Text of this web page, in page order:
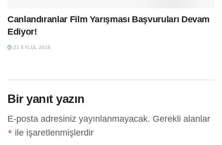
Canlandıranlar Film Yarışması Başvuruları Devam
Ediyor!
21 EYLÜL 2018
Bir yanıt yazın
E-posta adresiniz yayınlanmayacak. Gerekli alanlar
* ile işaretlenmişlerdir